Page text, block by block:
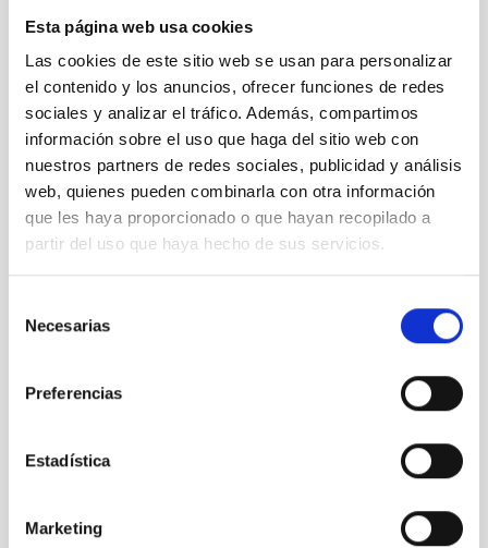
Esta página web usa cookies
Las cookies de este sitio web se usan para personalizar
el contenido y los anuncios, ofrecer funciones de redes
sociales y analizar el tráfico. Además, compartimos
información sobre el uso que haga del sitio web con
nuestros partners de redes sociales, publicidad y análisis
web, quienes pueden combinarla con otra información
que les haya proporcionado o que hayan recopilado a
partir del uso que haya hecho de sus servicios.
Necesarias
Preferencias
Estadística
Marketing
Una visión en rayos X de las estrellas masivas -
Observación e interpretación de eventos de ondas
gravitacionales - Nadia Blagorodnova (ICCUB,
Barcelona, España)
Una perspectiva observacional de las supernovas
de tipo CCSN y otros tipos de transitorios
relacionados con los productos finales de la
evolución de las estrellas masivas - Takashi
Moriya (NAO, Japón)
Modelización de la atmósfera estelar de estrellas
Alemania)
Caracterización de sistemas binarios masivos
(incluidos los sistemas OB+AGN/NS) - Michael
Abdul-Masih (IAC, Tenerife, España)
estrellas masivas - Omar Benvenuto (Universidad
de La Plata, Argentina)